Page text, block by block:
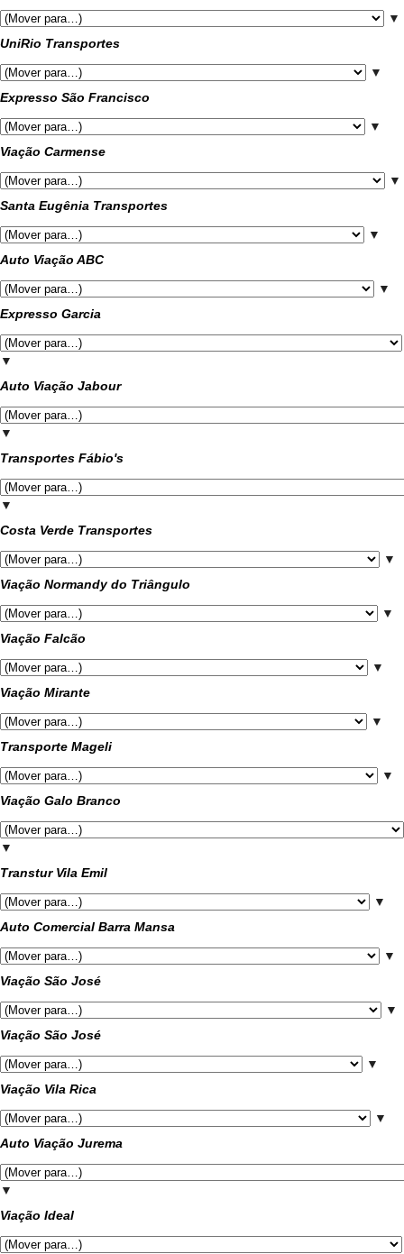
▼
UniRio Transportes
▼
Expresso São Francisco
▼
Viação Carmense
▼
Santa Eugênia Transportes
▼
Auto Viação ABC
▼
Expresso Garcia
▼
Auto Viação Jabour
▼
Transportes Fábio's
▼
Costa Verde Transportes
▼
Viação Normandy do Triângulo
▼
Viação Falcão
▼
Viação Mirante
▼
Transporte Mageli
▼
Viação Galo Branco
▼
Transtur Vila Emil
▼
Auto Comercial Barra Mansa
▼
Viação São José
▼
Viação São José
▼
Viação Vila Rica
▼
Auto Viação Jurema
▼
Viação Ideal